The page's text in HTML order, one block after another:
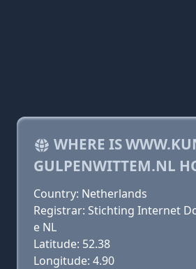
WHERE IS
GULPENWITTEM.NL
Country: Netherlands
Registrar: Stichting Internet
e NL
Latitude: 52.38
Longitude: 4.90